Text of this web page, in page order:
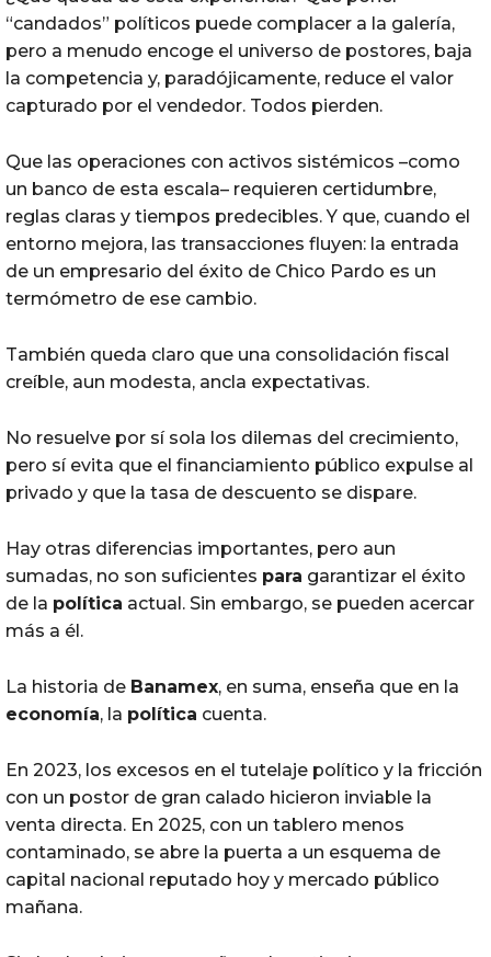
“candados” políticos puede complacer a la galería,
pero a menudo encoge el universo de postores, baja
la competencia y, paradójicamente, reduce el valor
capturado por el vendedor. Todos pierden.
Que las operaciones con activos sistémicos –como
un banco de esta escala– requieren certidumbre,
reglas claras y tiempos predecibles. Y que, cuando el
entorno mejora, las transacciones fluyen: la entrada
de un empresario del éxito de Chico Pardo es un
termómetro de ese cambio.
También queda claro que una consolidación fiscal
creíble, aun modesta, ancla expectativas.
No resuelve por sí sola los dilemas del crecimiento,
pero sí evita que el financiamiento público expulse al
privado y que la tasa de descuento se dispare.
Hay otras diferencias importantes, pero aun
sumadas, no son suficientes para garantizar el éxito
de la política actual. Sin embargo, se pueden acercar
más a él.
La historia de Banamex, en suma, enseña que en la
economía, la política cuenta.
En 2023, los excesos en el tutelaje político y la fricción
con un postor de gran calado hicieron inviable la
venta directa. En 2025, con un tablero menos
contaminado, se abre la puerta a un esquema de
capital nacional reputado hoy y mercado público
mañana.